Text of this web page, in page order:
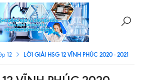
12 LỜI GIẢI HSG 12 VĨNH PHÚC 2020 - 2021